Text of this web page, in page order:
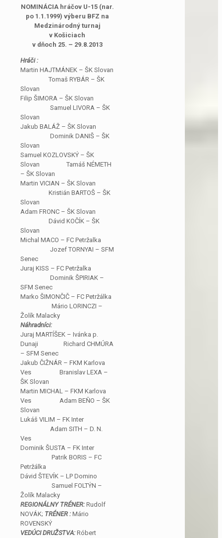
NOMINÁCIA hráčov U-15 (nar.
po 1.1.1999) výberu BFZ na
Medzinárodný turnaj
v Košiciach
v dňoch 25. – 29.8.2013
Hráči :
Martin HAJTMÁNEK – ŠK Slovan
Tomaš RYBÁR – ŠK
Slovan
Filip ŠIMORA – ŠK Slovan
Samuel LIVORA – ŠK
Slovan
Jakub BALÁŽ – ŠK Slovan
Dominik DANIŠ – ŠK
Slovan
Samuel KOZLOVSKÝ – ŠK
Slovan Tamáš NÉMETH
– ŠK Slovan
Martin VICIAN – ŠK Slovan
Kristián BARTOŠ – ŠK
Slovan
Adam FRONC – ŠK Slovan
Dávid KOČÍK – ŠK
Slovan
Michal MACO – FC Petržalka
Jozef TORNYAI – SFM
Senec
Juraj KISS – FC Petržalka
Dominik ŠPIRIAK –
SFM Senec
Marko ŠIMONČIČ – FC Petržálka
Mário LORINCZI –
Žolík Malacky
Náhradníci:
Juraj MARTÍŠEK – Ivánka p.
Dunaji Richard CHMÚRA
– SFM Senec
Jakub ČIŽNÁR – FKM Karlova
Ves Branislav LEXA –
ŠK Slovan
Martin MICHAL – FKM Karlova
Ves Adam BEŇO – ŠK
Slovan
Lukáš VILIM – FK Inter
Adam SITH – D. N.
Ves
Dominik ŠUSTA – FK Inter
Patrik BORIS – FC
Petržálka
Dávid ŠTEVÍK – LP Domino
Samuel FOLTÝN –
Žolík Malacky
REGIONÁLNY TRÉNER: Rudolf
NOVÁK; TRÉNER : Mário
ROVENSKÝ
VEDÚCI DRUŽSTVA: Róbert